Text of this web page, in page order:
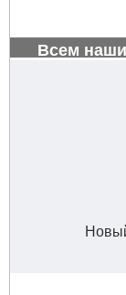
Всем